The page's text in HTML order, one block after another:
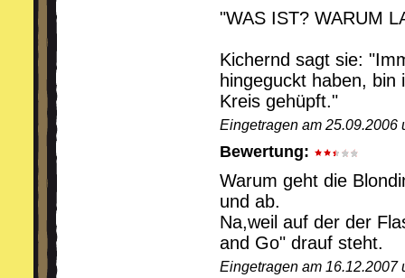
"WAS IST? WARUM
Kichernd sagt sie:
hingeguckt haben, bin
Kreis gehüpft."
Eingetragen am 25.09.2006
Bewertung:
Warum geht die
und ab.
Na,weil auf der der
and Go" drauf steht.
Eingetragen am 16.12.2007